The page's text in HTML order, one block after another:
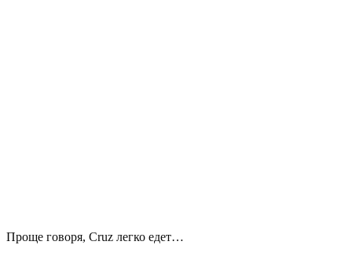
Проще говоря, Cruz легко едет…